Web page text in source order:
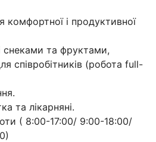
комфортної і продуктивної
снеками та фруктами,
співробітників (робота full-
та лікарняні.
( 8:00-17:00/ 9:00-18:00/